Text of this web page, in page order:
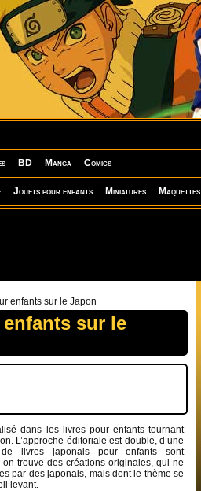
BD Manga Comics
Jouets pour enfants Miniatures Maquettes
enfants sur le Japon
sur le
dans les livres pour enfants tournant
L’approche éditoriale est double, d’une
livres japonais pour enfants sont
on trouve des créations originales, qui ne
par des japonais, mais dont le thème se
levant.